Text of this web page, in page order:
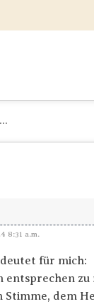
8:31 a.m.
für mich:
entsprechen zu
Stimme, dem